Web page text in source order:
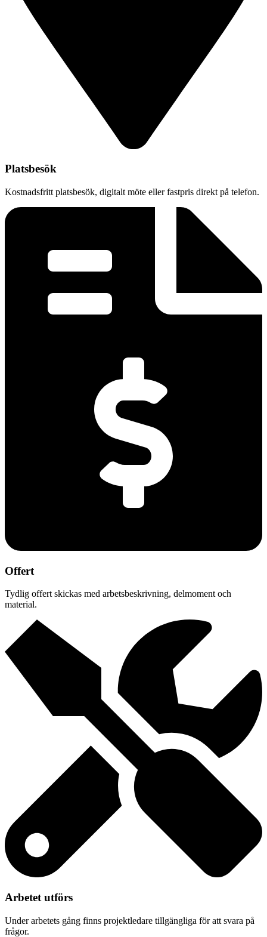
Platsbesök
Kostnadsfritt platsbesök, digitalt möte eller fastpris direkt på telefon.
Offert
Tydlig offert skickas med arbetsbeskrivning, delmoment och
material.
Arbetet utförs
Under arbetets gång finns projektledare tillgängliga för att svara på
frågor.